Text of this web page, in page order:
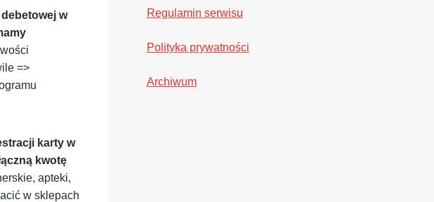
w
=>
karty w
kwotę
apteki,
w sklepach
Regulamin serwisu
Polityka prywatności
Archiwum